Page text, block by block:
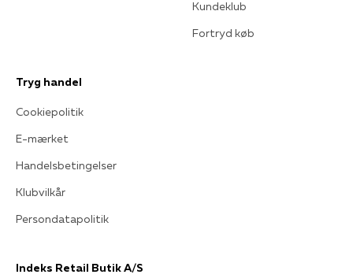
Kundeklub
Fortryd køb
Tryg handel
Cookiepolitik
E-mærket
Handelsbetingelser
Klubvilkår
Persondatapolitik
Indeks Retail Butik A/S